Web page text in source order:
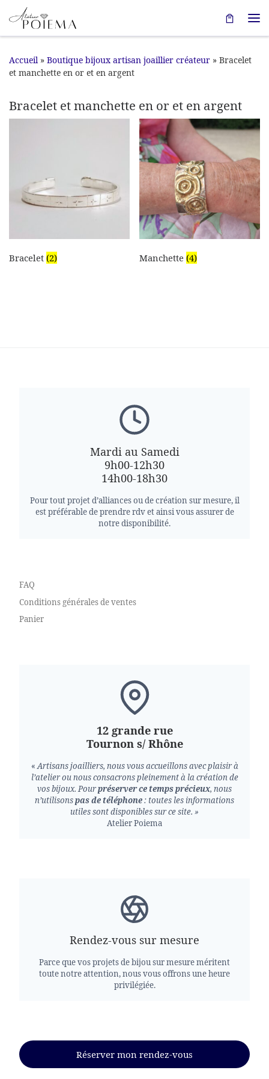
Passer au contenu
Accueil » Boutique bijoux artisan joaillier créateur » Bracelet
et manchette en or et en argent
Bracelet et manchette en or et en argent
Bracelet (2) Manchette(4)
Mardi au Samedi
9h00-12h30
14h00-18h30
Pour tout projet d’alliances ou de création sur mesure, il
est préférable de prendre rdv et ainsi vous assurer de
notre disponibilité.
FAQ
Conditions générales de ventes
Panier
12 grande rue
Tournon s/ Rhône
«Artisans joailliers, nous vous accueillons avec plaisir à
l’atelier ou nous consacrons pleinement à la création de
vos bijoux. Pourpréserver ce temps précieux, nous
n’utilisonspas de téléphone: toutes les informations
utiles sont disponibles sur ce site. »
Atelier Poiema
Rendez-vous sur mesure
Parce que vos projets de bijou sur mesure méritent
toute notre attention, nous vous offrons une heure
privilégiée.
Réserver mon rendez-vous